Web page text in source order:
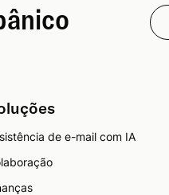
de e-mail com IA